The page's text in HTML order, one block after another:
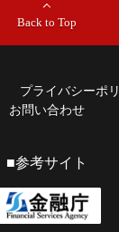
Back to Top
プライバシーポ
お問い合わせ
■参考サイト